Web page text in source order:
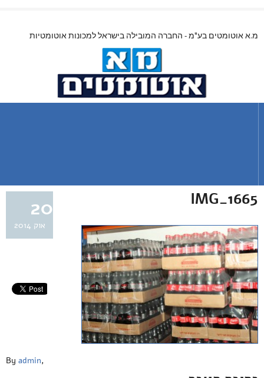
מ.א אוטומטים בע"מ - החברה המובילה בישראל למכונות אוטומטיות
20
אוק 2014
IMG_1665
By admin,